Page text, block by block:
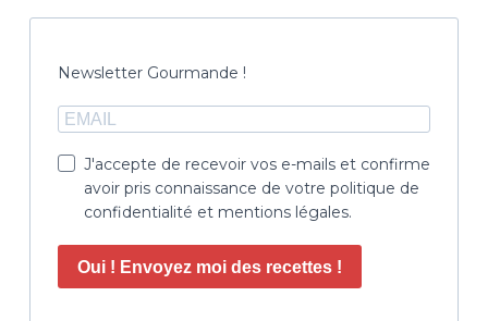
Newsletter Gourmande !
J'accepte de recevoir vos e-mails et confirme
avoir pris connaissance de votre politique de
confidentialité et mentions légales.
Oui ! Envoyez moi des recettes !